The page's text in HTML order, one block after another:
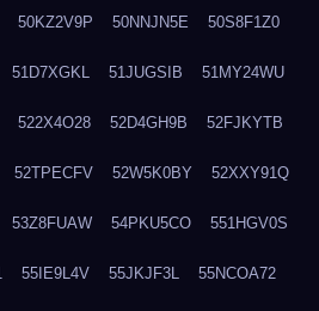
50KZ2V9P 50NNJN5E 50S8F1Z0
51D7XGKL 51JUGSIB 51MY24WU
522X4O28 52D4GH9B 52FJKYTB
52TPECFV 52W5K0BY 52XXY91Q
53Z8FUAW 54PKU5CO 551HGV0S
55IE9L4V 55JKJF3L 55NCOA72